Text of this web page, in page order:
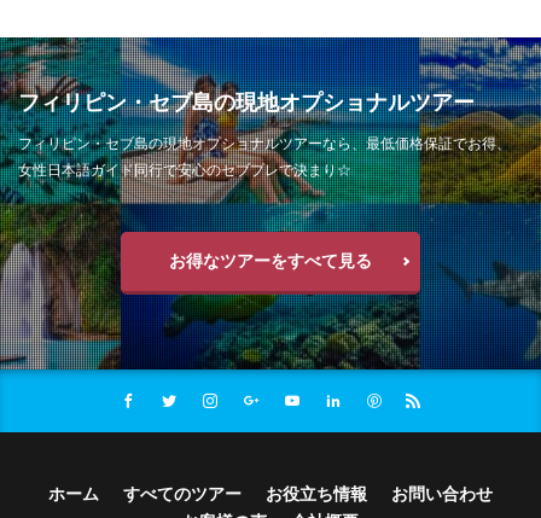
フィリピン・セブ島の現地オプショナルツアー
フィリピン・セブ島の現地オプショナルツアーなら、最低価格保証でお得、
女性日本語ガイド同行で安心のセブプレで決まり☆
お得なツアーをすべて見る
ホーム すべてのツアー お役立ち情報
お問い合わせ